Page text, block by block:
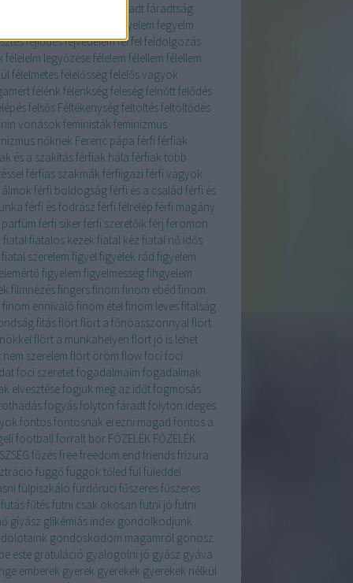
fáradtfáradtság
fegyelem fegyelm
fejlődésfejvédelemfélfel feldolgozás
félelelm legyőzésefélelem félellem félellem
félelmetesfelelősségfelelős vagyok
félénk félénkségfeleségfelnőttfelődés
felsős Féltékenységfeltöltésfeltöltődés
vonások feministák feminizmus
nőknek Ferenc pápa férfi férfiak
és a szakításférfiak hála férfiak több
férfias szakmák férfiigazi férfi vagyok
férfi boldogságférfi és a család férfi és
férfi és fodrász férfi félrelép férfi magány
férfi sikerférfi szeretőik férj feromon
fiatal fiatalos kezek fiatal kéz fiatal nő idős
fiatal szerelem figyel figyelek rád figyelem
figyelem figyelmességfihgyelem
filmnézésfingersfinom finom ebéd finom
finom ennivaló finom étel finom levesfitalság
fitásflörtflört a főnöasszonnyal flört
flört a munkahelyen flört jó is lehet
szerelem flört öröm flowfoci foci
foci szeretetfogadalmaim fogadalmak
elvesztésefogjuk meg az időtfogmosás
fogyásfolyton fáradtfolyton ideges
fontosfontosnak érezni magad fontos a
football forralt bor FŐZELÉK FŐZELÉK
főzésfreefreedom end friendsfrizura
függő függök tőled fül füleddel
fülpiszkáló fürdőruci fűszeresfűszeres
futásfűtésfutni csak okosan futni jó futni
gíyász glikémiás index gondolkodjunk
gondoskodom magamról gonosz
este gratuláció gyalogolni jó gyász gyáva
emberek gyerek gyerekek gyerekek nélkül